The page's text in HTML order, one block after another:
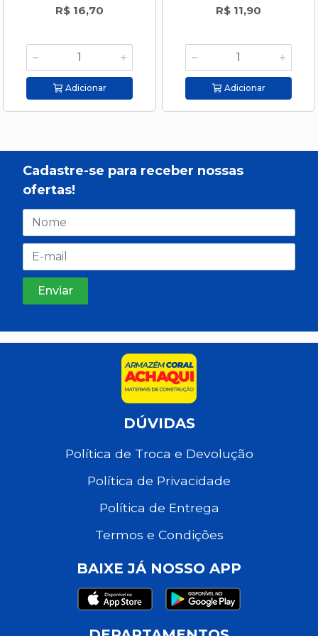
R$ 16,70
Adicionar
R$ 11,90
Adicionar
Cadastre-se para receber nossas
ofertas!
DÚVIDAS
Política de Troca e Devolução
Política de Privacidade
Política de Entrega
Termos e Condições
BAIXE JÁ NOSSO APP